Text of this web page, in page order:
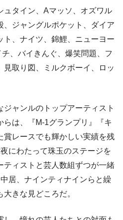
ュタイン、Aマッソ、オズワル
、ジャングルポケット、ダイア
ト、ナイツ、錦鯉、ニューヨー
、バイきんぐ、爆笑問題、フ
見取り図、ミルクボーイ、ロッ
ャンルのトップアーティスト
らは、『M-1グランプリ』『キ
賞レースでも輝かしい実績を残
にわたって珠玉のステージを
ティストと芸人数組ずつが一緒
居、ナインティナインらと繰
きな見どころだ。